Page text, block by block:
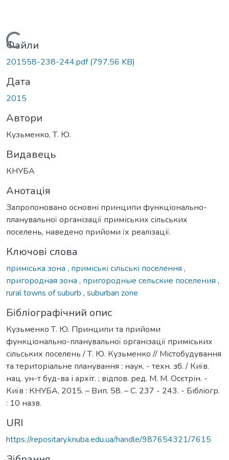
Вантажиться...
Файли
201558-238-244.pdf(797,56 KB)
Дата
2015
Автори
Кузьменко, Т. Ю.
Видавець
КНУБА
Анотація
Запропоновано основні принципи функціонально-
планувальної організації приміських сільських
поселень, наведено прийоми їх реалізації.
Ключові слова
приміська зона , приміські сільські поселення ,
пригородная зона , пригородные сельские поселения ,
rural towns of suburb , suburban zone
Бібліографічний опис
Кузьменко Т. Ю. Принципи та прийоми
функціонально-планувальної організації приміських
сільських поселень / Т. Ю. Кузьменко // Містобудування
та територіальне планування : наук. - техн. зб. / Київ.
нац. ун-т буд-ва і архіт. ; відпов. ред. М. М. Осєтрін. -
Київ : КНУБА, 2015. – Вип. 58. – С. 237 - 243. - Бібліогр.
: 10 назв.
URI
https://repositary.knuba.edu.ua/handle/987654321/7615